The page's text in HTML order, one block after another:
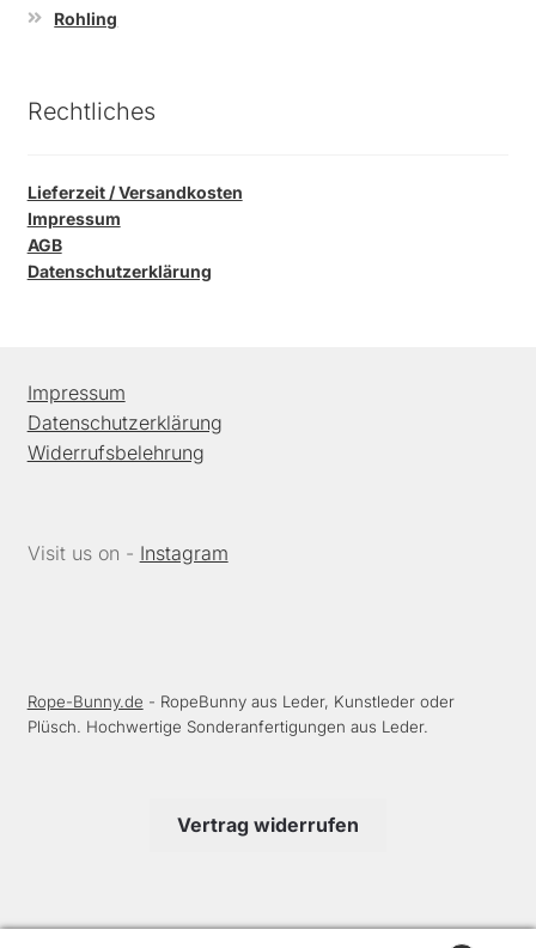
Rohling
Rechtliches
Lieferzeit / Versandkosten
Impressum
AGB
Datenschutzerklärung
Impressum
Datenschutzerklärung
Widerrufsbelehrung
Visit us on - Instagram
Rope-Bunny.de - RopeBunny aus Leder, Kunstleder oder
Plüsch. Hochwertige Sonderanfertigungen aus Leder.
Vertrag widerrufen